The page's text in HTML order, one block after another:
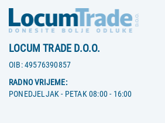
LOCUM TRADE D.O.O.
OIB:49576390857
RADNO VRIJEME:
PONEDJELJAK - PETAK 08:00 - 16:00